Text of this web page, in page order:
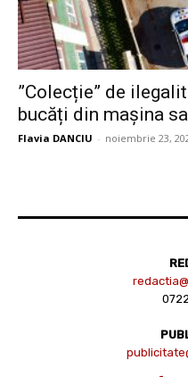
”Colecție” de
bucăți din mașina sa
Flavia DANCIU - noiembrie 23,